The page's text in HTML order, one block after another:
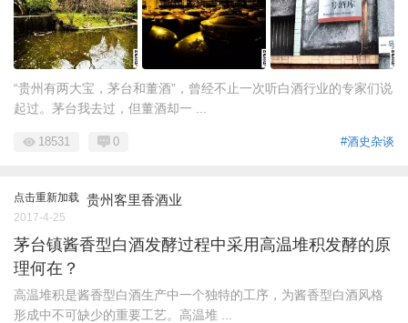
“贵州有两大宝，茅台和董酒”，曾经不止一次听白酒行业的专家们说
起过。茅台我去过，但董酒却一 ...
#酒史杂谈
18531 0
点击重新加载 贵州客里香酒业
2017-4-25
茅台镇酱香型白酒发酵过程中采用高温堆积发酵的原
理何在？
高温堆积是酱香型白酒生产中一个独特的工序，为酱香型白酒风格
形成中不可缺少的重要工艺。高温堆 ...